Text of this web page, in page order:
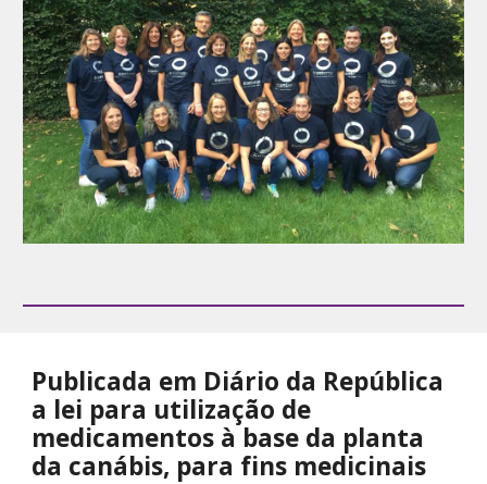
Publicada em Diário da República
a lei para utilização de
medicamentos à base da planta
da canábis, para fins medicinais